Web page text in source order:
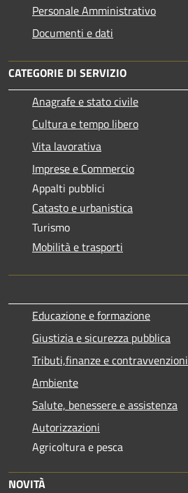
Personale Amministrativo
Documenti e dati
CATEGORIE DI SERVIZIO
Anagrafe e stato civile
Cultura e tempo libero
Vita lavorativa
Imprese e Commercio
Appalti pubblici
Catasto e urbanistica
Turismo
Mobilità e trasporti
Educazione e formazione
Giustizia e sicurezza pubblica
Tributi,finanze e contravvenzioni
Ambiente
Salute, benessere e assistenza
Autorizzazioni
Agricoltura e pesca
NOVITÀ